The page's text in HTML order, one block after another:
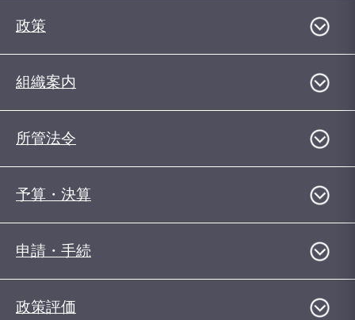
政策
組織案内
所管法令
予算・決算
申請・手続
政策評価